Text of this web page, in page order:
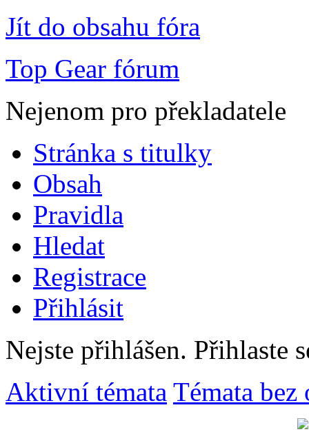
Jít do obsahu fóra
Top Gear fórum
Nejenom pro překladatele
Stránka s titulky
Obsah
Pravidla
Hledat
Registrace
Přihlásit
Nejste přihlášen. Přihlaste
Aktivní témata Témata